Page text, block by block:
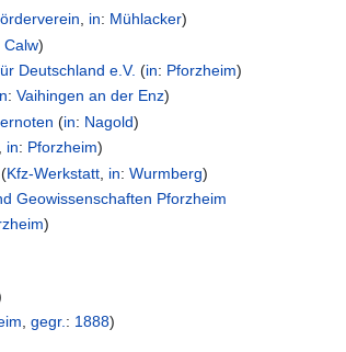
, in: Mühlacker)
Calw)
Deutschland e.V. (in: Pforzheim)
:Vaihingen an der Enz)
(in: Nagold)
, in: Pforzheim)
(Kfz-Werkstatt in:Wurmberg)
Geowissenschaften Pforzheim
)
,gegr.: 1888)